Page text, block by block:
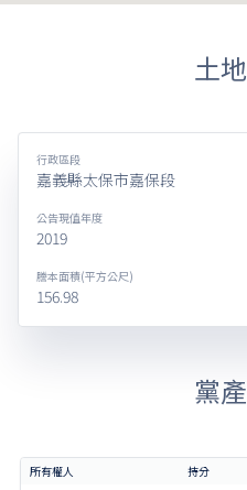
土
行政區段
嘉義縣太保市嘉保段
公告現值年度
2019
謄本面積(平方公尺)
156.98
黨